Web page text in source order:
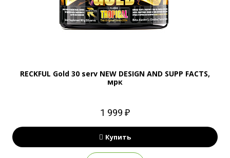
RECKFUL Gold 30 serv NEW DESIGN AND SUPP FACTS,
мрк
1 999 ₽
Купить